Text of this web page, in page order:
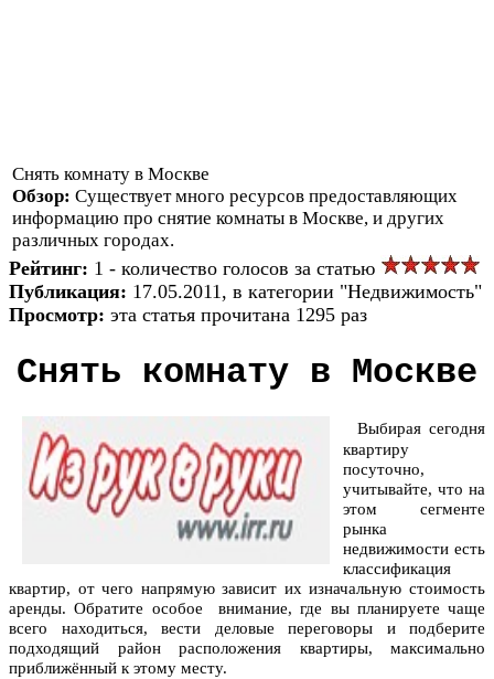
Снять комнату в Москве
Обзор: Существует много ресурсов предоставляющих
информацию про снятие комнаты в Москве, и других
различных городах.
Рейтинг: 1 - количество голосов за статью
Публикация: 17.05.2011, в категории "Недвижимость"
Просмотр: эта статья прочитана 1295 раз
Снять комнату в Москве
Выбирая сегодня
квартиру
посуточно,
учитывайте, что на
этом сегменте
рынка
недвижимости есть
классификация
квартир, от чего напрямую зависит их изначальную стоимость
аренды. Обратите особое внимание, где вы планируете чаще
всего находиться, вести деловые переговоры и подберите
подходящий район расположения квартиры, максимально
приближённый к этому месту.